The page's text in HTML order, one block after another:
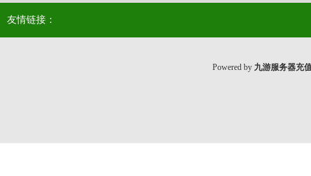
友情链接：
Powered by 九游服务器充